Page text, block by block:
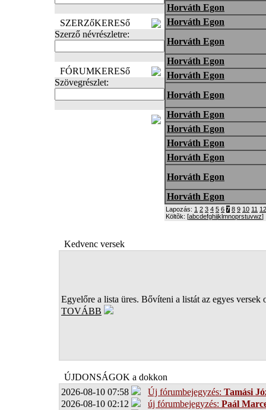
SZERZőKERESő
Szerző névrészletre:
FÓRUMKERESő
Szövegrészlet:
Horváth Egon
Horváth Egon
Horváth Egon
Horváth Egon
Horváth Egon
Horváth Egon
Horváth Egon
Horváth Egon
Horváth Egon
Horváth Egon
Horváth Egon
Horváth Egon
Lapozás: 1 2 3 4 5 6 7 8 9 10 11 12
Költõk: [abcdefghijklmnoprstuvwz]
Kedvenc versek
Egyelőre a lista üres. Bővíteni a listát az egyes versek
TOVÁBB
ÚJDONSÁGOK a dokkon
2026-08-10 07:58
Új fórumbejegyzés: Tamási
2026-08-10 02:12
új fórumbejegyzés: Paál